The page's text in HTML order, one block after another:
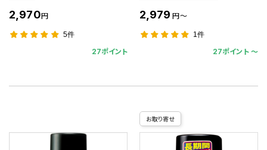
2,970円
5件
27ポイント
2,979 円～
1件
27ポイント 〜
お取り寄せ